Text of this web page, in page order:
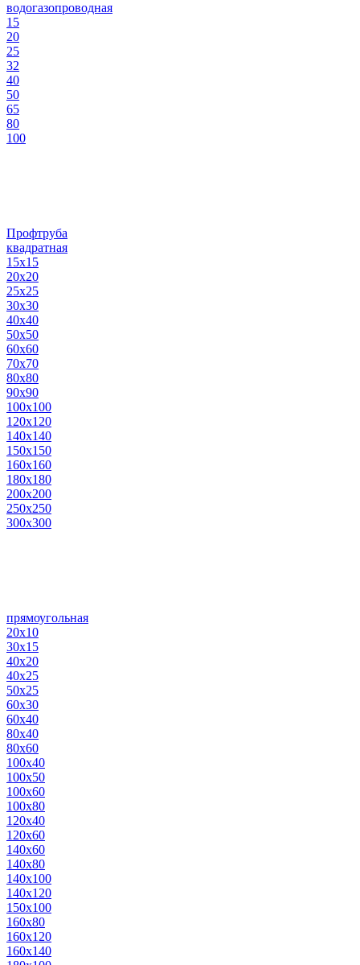
водогазопроводная
15
20
25
32
40
50
65
80
100
Профтруба
квадратная
15х15
20х20
25х25
30х30
40х40
50х50
60х60
70х70
80х80
90х90
100х100
120х120
140х140
150х150
160х160
180х180
200х200
250х250
300х300
прямоугольная
20х10
30х15
40х20
40х25
50х25
60х30
60х40
80х40
80х60
100х40
100х50
100х60
100х80
120х40
120х60
140х60
140х80
140х100
140х120
150х100
160х80
160х120
160х140